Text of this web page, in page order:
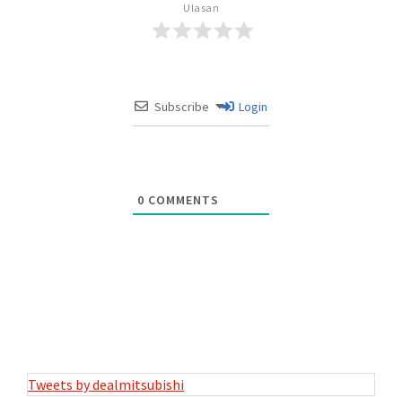
Ulasan
Subscribe Login
0 COMMENTS
Tweets by dealmitsubishi